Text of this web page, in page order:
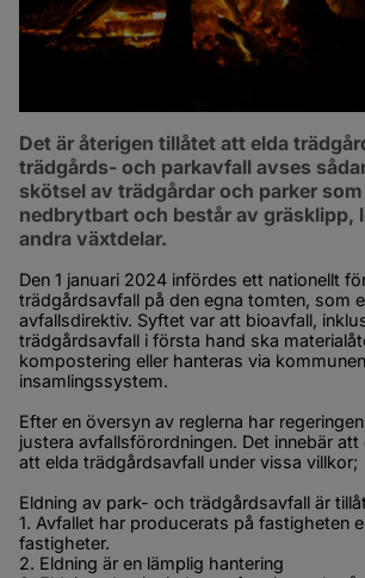
Det är återigen tillåtet att elda
trädgårds- och parkavfall avses
skötsel av trädgårdar och parker
nedbrytbart och består av gräsklipp,
andra växtdelar.
Den 1 januari 2024 infördes ett nationellt
trädgårdsavfall på den egna tomten, som
avfallsdirektiv. Syftet var att bioavfall,
trädgårdsavfall i första hand ska
kompostering eller hanteras via
insamlingssystem.
Efter en översyn av reglerna har
justera avfallsförordningen. Det innebär
att elda trädgårdsavfall under vissa villkor;
Eldning av park- och trädgårdsavfall är
1. Avfallet har producerats på fastigheten
fastigheter.
2. Eldning är en lämplig hantering